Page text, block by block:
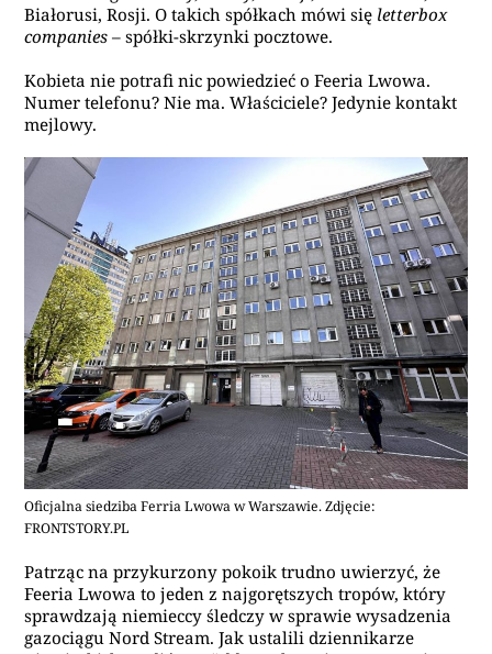
Białorusi, Rosji. O takich spółkach mówi się letterbox
companies – spółki-skrzynki pocztowe.
Kobieta nie potrafi nic powiedzieć o Feeria Lwowa.
Numer telefonu? Nie ma. Właściciele? Jedynie kontakt
mejlowy.
Oficjalna siedziba Ferria Lwowa w Warszawie. Zdjęcie:
FRONTSTORY.PL
Patrząc na przykurzony pokoik trudno uwierzyć, że
Feeria Lwowa to jeden z najgorętszych tropów, który
sprawdzają niemieccy śledczy w sprawie wysadzenia
gazociągu Nord Stream. Jak ustalili dziennikarze